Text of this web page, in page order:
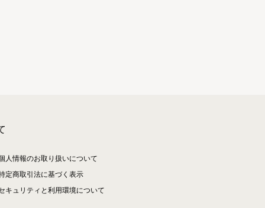
人情報のお取り扱いについて
定商取引法に基づく表示
キュリティと利用環境について